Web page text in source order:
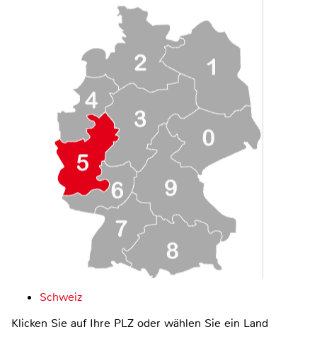
Schweiz
Klicken Sie auf Ihre PLZ oder wählen Sie ein Land